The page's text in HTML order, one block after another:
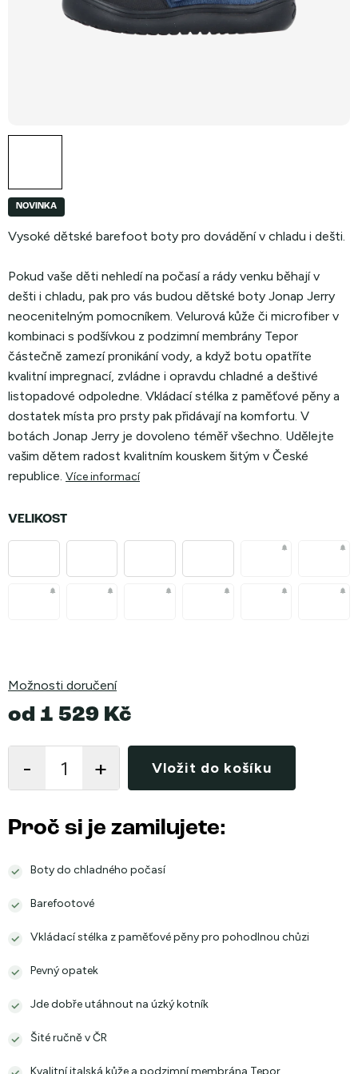
NOVINKA
Vysoké dětské barefoot boty pro dovádění v chladu i dešti.
Pokud vaše děti nehledí na počasí a rády venku běhají v
dešti i chladu, pak pro vás budou dětské boty Jonap Jerry
neocenitelným pomocníkem. Velurová kůže či microfiber v
kombinaci s podšívkou z podzimní membrány Tepor
částečně zamezí pronikání vody, a když botu opatříte
kvalitní impregnací, zvládne i opravdu chladné a deštivé
listopadové odpoledne. Vkládací stélka z paměťové pěny a
dostatek místa pro prsty pak přidávají na komfortu. V
botách Jonap Jerry je dovoleno téměř všechno. Udělejte
vašim dětem radost kvalitním kouskem šitým v České
republice. Více informací
VELIKOST
Možnosti doručení
od 1 529 Kč
cena:
Vložit do košíku
Proč si je zamilujete:
Boty do chladného počasí
Barefootové
Vkládací stélka z paměťové pěny pro pohodlnou chůzi
Pevný opatek
Jde dobře utáhnout na úzký kotník
Šité ručně v ČR
Kvalitní italská kůže a podzimní membrána Tepor